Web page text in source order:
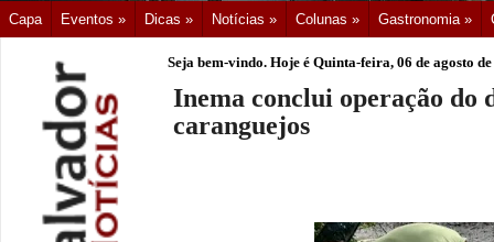
Capa Eventos » Dicas » Notícias » Colunas » Gastronomia »
Seja bem-vindo. Hoje é Quinta-feira, 06 de agosto
Inema conclui operação do
caranguejos